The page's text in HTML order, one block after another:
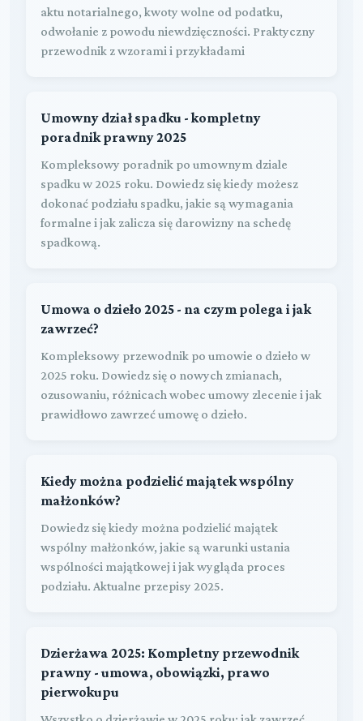
aktu notarialnego, kwoty wolne od podatku,
odwołanie z powodu niewdzięczności. Praktyczny
przewodnik z wzorami i przykładami
Umowny dział spadku - kompletny
poradnik prawny 2025
Kompleksowy poradnik po umownym dziale
spadku w 2025 roku. Dowiedz się kiedy możesz
dokonać podziału spadku, jakie są wymagania
formalne i jak zalicza się darowizny na schedę
spadkową.
Umowa o dzieło 2025 - na czym polega i jak
zawrzeć?
Kompleksowy przewodnik po umowie o dzieło w
2025 roku. Dowiedz się o nowych zmianach,
ozusowaniu, różnicach wobec umowy zlecenie i jak
prawidłowo zawrzeć umowę o dzieło.
Kiedy można podzielić majątek wspólny
małżonków?
Dowiedz się kiedy można podzielić majątek
wspólny małżonków, jakie są warunki ustania
wspólności majątkowej i jak wygląda proces
podziału. Aktualne przepisy 2025.
Dzierżawa 2025: Kompletny przewodnik
prawny - umowa, obowiązki, prawo
pierwokupu